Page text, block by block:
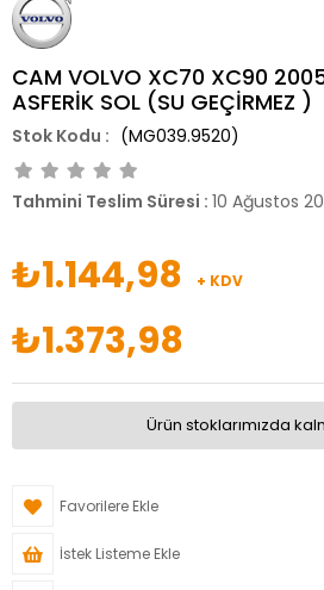
CAM VOLVO XC70 XC90
ASFERİK SOL (SU GEÇİRMEZ )
(MG039.9520)
Tahmini Teslim Süresi : 10 Ağustos
₺1.144,98 + KDV
₺1.373,98
Ürün stoklarımızda
Favorilere Ekle
İstek Listeme Ekle